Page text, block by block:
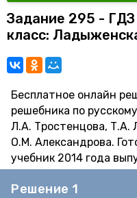
11 класс
Задание 295 - ГДЗ
класс:
Бесплатное онлайн
решебника по
Л.А. Тростенцова, Т.А.
О.М. Александрова.
учебник 2014 года
Решение 1